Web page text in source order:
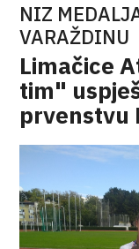
NIZ
VARAŽDINU
Limačice
tim"
prvenstvu